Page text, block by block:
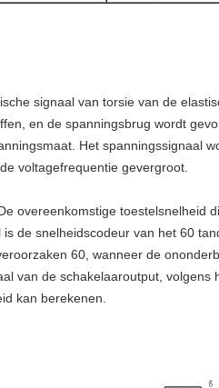
signaal van torsie van de
en de spanningsbrug wordt
Het spanningssignaal
voltagefrequentie gevergroot.
overeenkomstige toestelsnelheid
de snelheidscodeur van het 60
60, wanneer de
van de schakelaaroutput,
kan berekenen.